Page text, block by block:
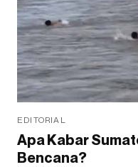
EDITORIAL
Apa Kabar
Bencana?